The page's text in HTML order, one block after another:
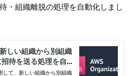
・組織離脱の処理を自動化しまし